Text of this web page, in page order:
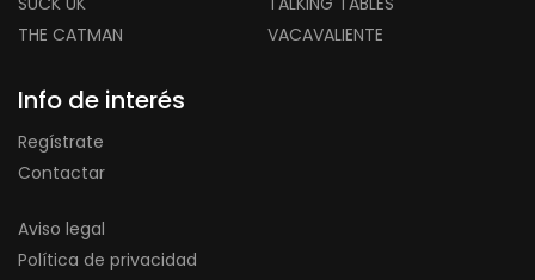
THE CATMAN
VACAVALIENTE
Info de interés
Regístrate
Contactar
Aviso legal
Política de privacidad